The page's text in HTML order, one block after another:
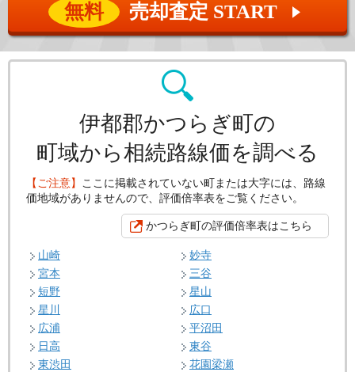
無料 売却査定 START ▲
伊都郡かつらぎ町の
町域から相続路線価を調べる
【ご注意】 ここに掲載されていない町または大字には、路線
価地域がありませんので、評価倍率表をご覧ください。
かつらぎ町の評価倍率表はこちら
山崎
妙寺
宮本
三谷
短野
星山
星川
広口
広浦
平沼田
日高
東谷
東渋田
花園梁瀬